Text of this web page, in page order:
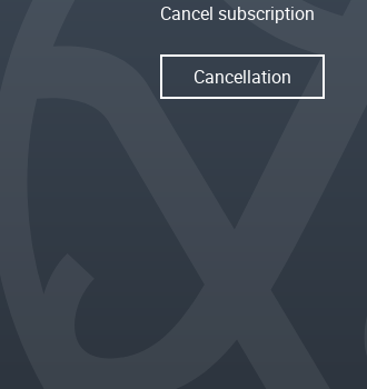
Cancel subscription
Cancellation